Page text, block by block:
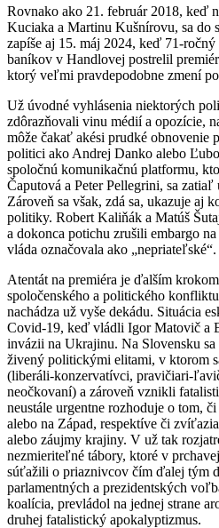
Rovnako ako 21. február 2018, keď
Kuciaka a Martinu Kušnírovu, sa do
zapíše aj 15. máj 2024, keď 71-
baníkov v Handlovej postrelil
ktorý veľmi pravdepodobne zmení
Už úvodné vyhlásenia niektorých
zdôrazňovali vinu médií a opozície,
môže čakať akési prudké obnovenie
politici ako Andrej Danko alebo
spoločnú komunikačnú platformu,
Čaputová a Peter Pellegrini, sa zatiaľ
Zároveň sa však, zdá sa, ukazuje aj
politiky. Robert Kaliňák a Matúš
a dokonca potichu zrušili embargo
vláda označovala ako „nepriateľské“.
Atentát na premiéra je ďalším
spoločenského a politického
nachádza už vyše dekádu. Situácia
Covid-19, keď vládli Igor Matovič a
invázii na Ukrajinu. Na Slovensku
živený politickými elitami, v ktorom
(liberáli-konzervatívci, pravičiari-
neočkovaní) a zároveň vznikli
neustále urgentne rozhoduje o tom,
alebo na Západ, respektíve či
alebo záujmy krajiny. V už tak
nezmieriteľné tábory, ktoré v
súťažili o priaznivcov čím ďalej tým
parlamentných a prezidentských
koalícia, prevládol na jednej strane
druhej fatalistický apokalyptizmus.